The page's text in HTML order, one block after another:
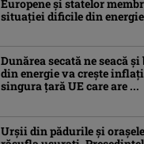
Europene și statelor
situației dificile din energie
Dunărea secată ne seacă
din energie va crește
singura țară UE care are ...
Urșii din pădurile și